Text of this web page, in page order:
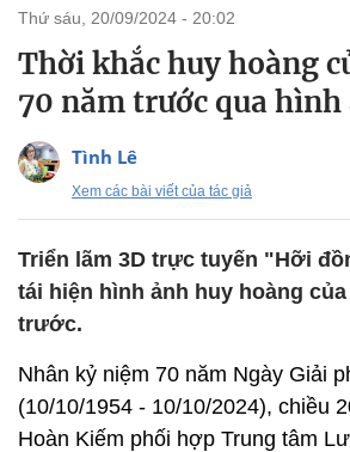
thứ sáu, 20/09/2024 - 20:02
Thời khắc huy hoàng
70 năm trước qua hình
Tình Lê
Xem các bài viết của tác giả
Triển lãm 3D trực tuyến "Hỡi
tái hiện hình ảnh huy hoàng của
trước.
Nhân kỷ niệm 70 năm Ngày Giải
(10/10/1954 - 10/10/2024), chiều
Hoàn Kiếm phối hợp Trung tâm